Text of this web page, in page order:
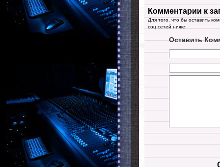
Комментарии к
Для того, что бы оставить
соц сетей ниже:
Оставить